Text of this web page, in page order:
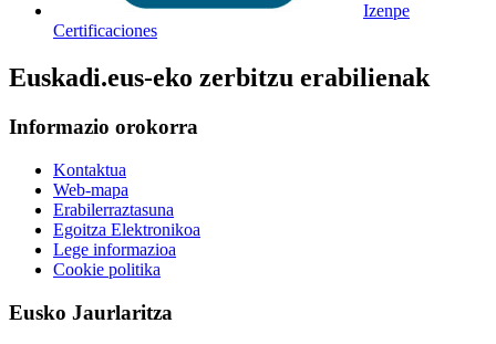
Izenpe
Certificaciones
Euskadi.eus-eko zerbitzu erabilienak
Informazio orokorra
Kontaktua
Web-mapa
Erabilerraztasuna
Egoitza Elektronikoa
Lege informazioa
Cookie politika
Eusko Jaurlaritza